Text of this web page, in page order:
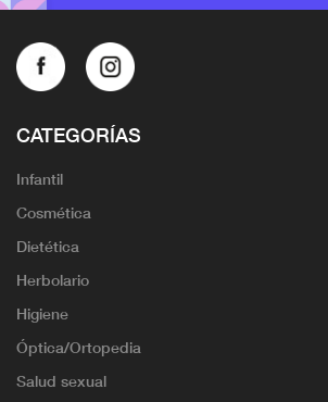
CATEGORÍAS
Infantil
Cosmética
Dietética
Herbolario
Higiene
Óptica/Ortopedia
Salud sexual